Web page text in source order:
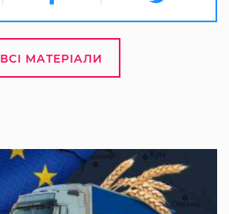
ВСІ МАТЕРІАЛИ